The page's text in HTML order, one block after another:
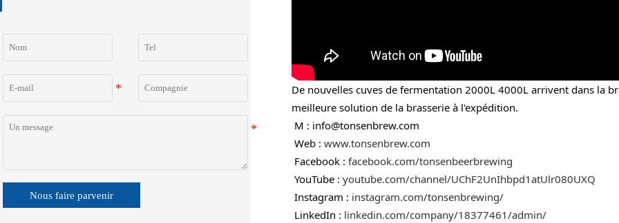
Nous faire parvenir
De nouvelles cuves de fermentation 2000L 4000L arrivent dans la
meilleure solution de la brasserie à l'expédition.
M : info@tonsenbrew.com
Web : www.tonsenbrew.com
Facebook : facebook.com/tonsenbeerbrewing
YouTube : youtube.com/channel/UChF2UnIhbpd1atUlr080UXQ
Instagram : instagram.com/tonsenbrewing/
LinkedIn : linkedin.com/company/18377461/admin/